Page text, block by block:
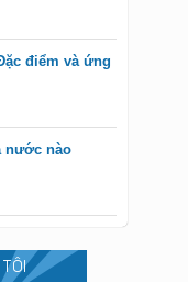
điểm và ứng
nước nào
TÔI